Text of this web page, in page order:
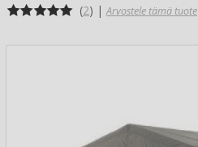
(2) |Arvostele tämä tuote